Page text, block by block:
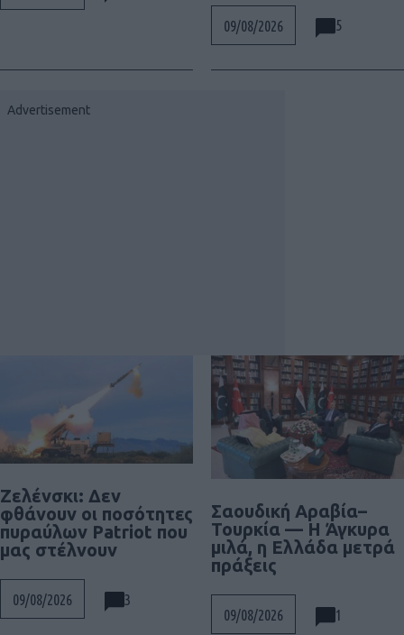
09/08/2026 5
Ζελένσκι: Δεν
φθάνουν οι ποσότητες
πυραύλων Patriot που
μας στέλνουν
09/08/2026 3
Σαουδική Αραβία–
Τουρκία — Η Άγκυρα
μιλά, η Ελλάδα μετρά
πράξεις
09/08/2026 1